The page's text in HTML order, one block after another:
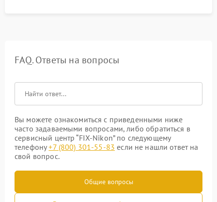
FAQ. Ответы на вопросы
Вы можете ознакомиться с приведенными ниже
часто задаваемыми вопросами, либо обратиться в
сервисный центр “FIX-Nikon” по следующему
телефону+7 (800) 301-55-83 если не нашли ответ на
свой вопрос.
Общие вопросы